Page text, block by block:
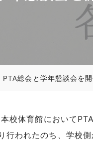
PTA総会と学年懇談会を開
校体育館において
行われたのち、学校